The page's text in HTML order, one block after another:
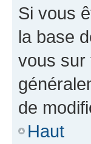
Si vous
la base
vous sur
de
Haut